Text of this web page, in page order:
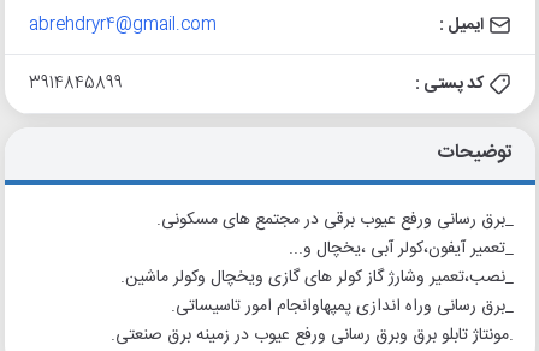
ایمیل : abrehdryr4@gmail.com
کد پستی : 3914845899
توضیحات
_برق رسانی ورفع عیوب برقی در مجتمع های مسکونی.
_تعمیر آیفون،کولر آبی ،یخچال و...
_نصب،تعمیر وشارژ گاز کولر های گازی ویخچال وکولر ماشین.
_برق رسانی وراه اندازی پمپهاوانجام امور تاسیساتی.
.مونتاژ تابلو برق وبرق رسانی ورفع عیوب در زمینه برق صنعتی.